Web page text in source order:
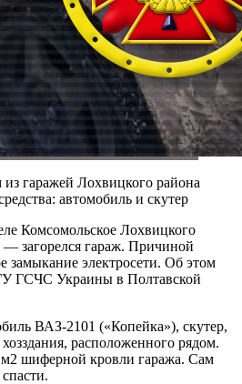
гаражей Лохвицкого района
автомобиль и скутер
Комсомольское Лохвицкого
загорелся гараж. Причиной
замыкание электросети. Об этом
ГСЧС Украины в Полтавской
ВАЗ-2101 («Копейка»), скутер,
расположенного рядом.
шиферной кровли гаража. Сам